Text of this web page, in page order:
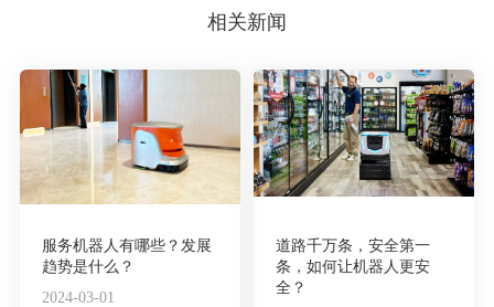
相关新闻
服务机器人有哪些？发展
趋势是什么？
2024-03-01
道路千万条，安全第一
条，如何让机器人更安
全？